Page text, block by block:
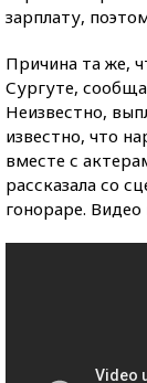
зарплату,
Причина та же,
Сургуте,
Неизвестно,
известно, что
вместе с
рассказала со
гонораре.